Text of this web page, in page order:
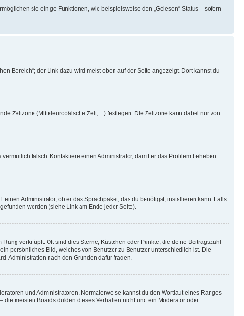
sie einige Funktionen, wie beispielsweise den „Gelesen“-Status – sofern
Bereich“; der Link dazu wird meist oben auf der Seite angezeigt. Dort kannst du
Zeitzone (Mitteleuropäische Zeit, ...) festlegen. Die Zeitzone kann dabei nur von
falsch. Kontaktiere einen Administrator, damit er das Problem beheben
Administrator, ob er das Sprachpaket, das du benötigst, installieren kann. Falls
werden (siehe Link am Ende jeder Seite).
verknüpft: Oft sind dies Sterne, Kästchen oder Punkte, die deine Beitragszahl
persönliches Bild, welches von Benutzer zu Benutzer unterschiedlich ist. Die
Administration nach den Gründen dafür fragen.
und Administratoren. Normalerweise kannst du den Wortlaut eines Ranges
meisten Boards dulden dieses Verhalten nicht und ein Moderator oder